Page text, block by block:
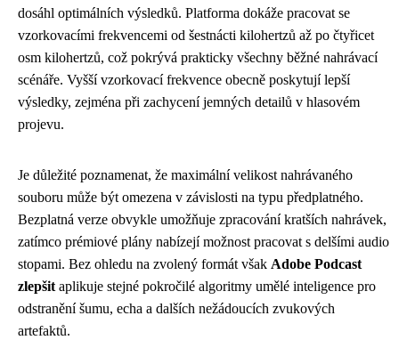
dosáhl optimálních výsledků. Platforma dokáže pracovat se
vzorkovacími frekvencemi od šestnácti kilohertzů až po čtyřicet
osm kilohertzů, což pokrývá prakticky všechny běžné nahrávací
scénáře. Vyšší vzorkovací frekvence obecně poskytují lepší
výsledky, zejména při zachycení jemných detailů v hlasovém
projevu.
Je důležité poznamenat, že maximální velikost nahrávaného
souboru může být omezena v závislosti na typu předplatného.
Bezplatná verze obvykle umožňuje zpracování kratších nahrávek,
zatímco prémiové plány nabízejí možnost pracovat s delšími audio
stopami. Bez ohledu na zvolený formát však Adobe Podcast
zlepšit aplikuje stejné pokročilé algoritmy umělé inteligence pro
odstranění šumu, echa a dalších nežádoucích zvukových
artefaktů.